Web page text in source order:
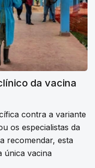
da vacina
contra a variante
os especialistas da
recomendar, esta
única vacina